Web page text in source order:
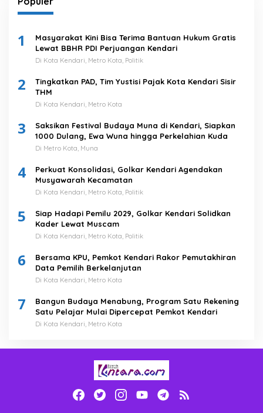
1
Masyarakat Kini Bisa Terima Bantuan Hukum Gratis
Lewat BBHR PDI Perjuangan Kendari
Di Kota Kendari, Metro Kota, Politik
2
Tingkatkan PAD, Tim Yustisi Pajak Kota Kendari Sisir
THM
Di Kota Kendari, Metro Kota
3
Saksikan Festival Budaya Muna di Kendari, Siapkan
1000 Dulang, Ewa Wuna hingga Perkelahian Kuda
Di Metro Kota, Muna
4
Perkuat Konsolidasi, Golkar Kendari Agendakan
Musyawarah Kecamatan
Di Kota Kendari, Metro Kota, Politik
5
Siap Hadapi Pemilu 2029, Golkar Kendari Solidkan
Kader Lewat Muscam
Di Kota Kendari, Metro Kota, Politik
6
Bersama KPU, Pemkot Kendari Rakor Pemutakhiran
Data Pemilih Berkelanjutan
Di Kota Kendari, Metro Kota
7
Bangun Budaya Menabung, Program Satu Rekening
Satu Pelajar Mulai Dipercepat Pemkot Kendari
Di Kota Kendari, Metro Kota